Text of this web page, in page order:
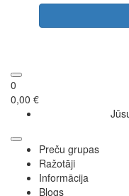
0
0,00 €
Preču grupas
Ražotāji
Informācija
Blogs